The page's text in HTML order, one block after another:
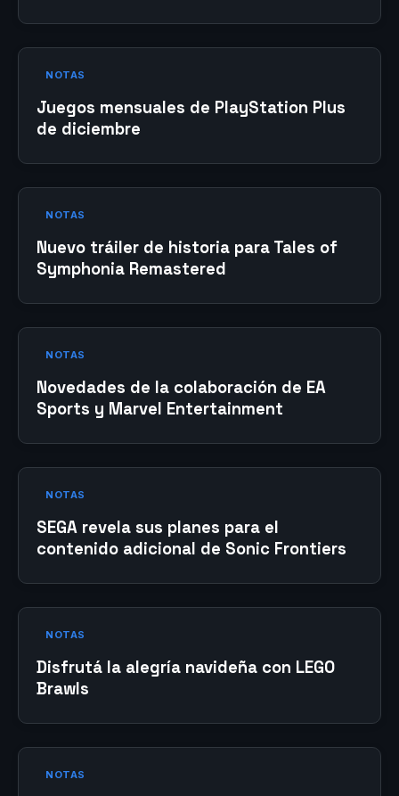
NOTAS
Juegos mensuales de PlayStation Plus
de diciembre
NOTAS
Nuevo tráiler de historia para Tales of
Symphonia Remastered
NOTAS
Novedades de la colaboración de EA
Sports y Marvel Entertainment
NOTAS
SEGA revela sus planes para el
contenido adicional de Sonic Frontiers
NOTAS
Disfrutá la alegría navideña con LEGO
Brawls
NOTAS